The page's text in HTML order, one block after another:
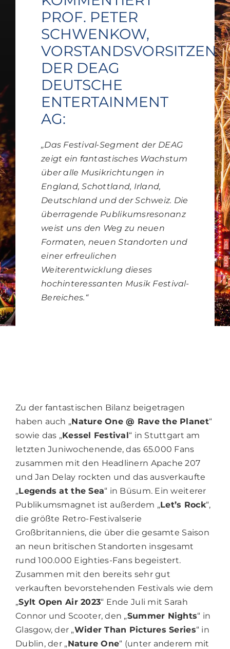
PROF. PETER
SCHWENKOW,
DER DEAG
DEUTSCHE
ENTERTAINMENT
AG:
„Das Festival-Segment der DEAG
zeigt ein fantastisches Wachstum
über alle Musikrichtungen in
England, Schottland, Irland,
Deutschland und derSchweiz. Die
überragende Publikumsresonanz
weist uns den Weg zu neuen
Formaten, neuen Standorten und
einer erfreulichen
Weiterentwicklung dieses
hochinteressanten Musik Festival-
Bereiches.“
Foto: Kai Behrendt
Zu der fantastischen Bilanz beigetragen
haben auch „Nature One @ Rave the Planet“
sowie das „Kessel Festival“ in Stuttgart am
letzten Juniwochenende, das 65.000 Fans
zusammen mit den Headlinern Apache 207
und Jan Delay rockten und das ausverkaufte
„Legends at the Sea“ in Büsum. Ein weiterer
Publikumsmagnet ist außerdem „Let’s Rock“,
die größte Retro-Festivalserie
Großbritanniens, die über die gesamte Saison
an neun britischen Standorten insgesamt
rund 100.000 Eighties-Fans begeistert.
Zusammen mit den bereits sehr gut
verkauften bevorstehenden Festivals wie dem
„Sylt Open Air 2023“ Ende Juli mit Sarah
Connor und Scooter, den „Summer Nights“ in
Glasgow, der „Wider Than Pictures Series“ in
Dublin, der „Nature One“ (unter anderem mit